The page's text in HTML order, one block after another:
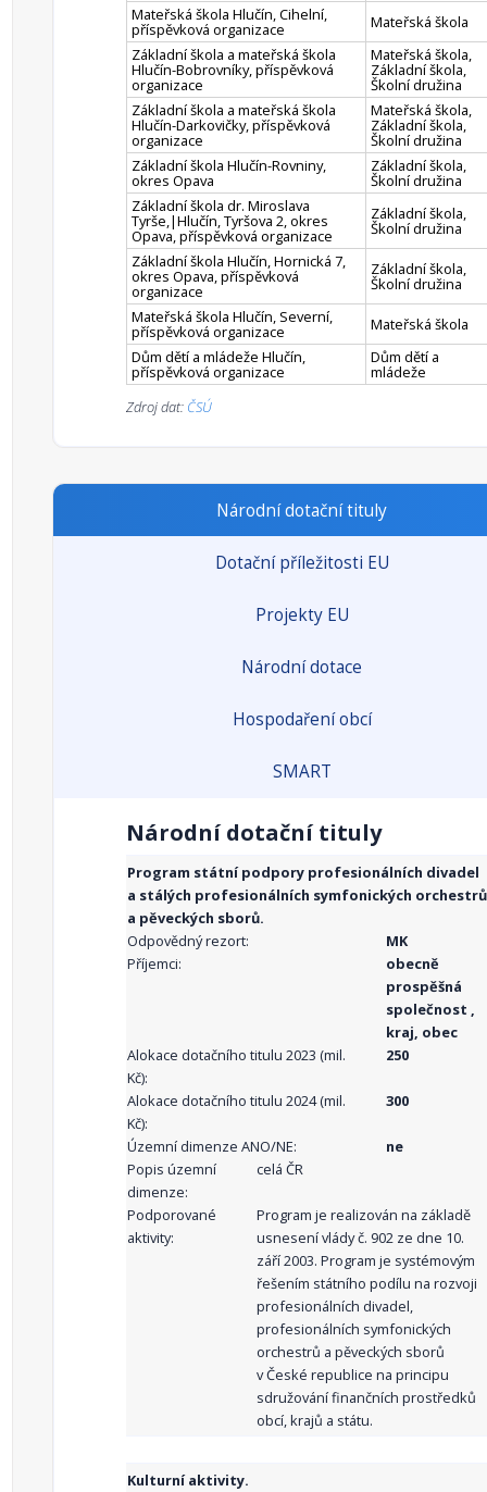
Mateřská škola Hlučín, Cihelní,
příspěvková organizace
Mateřská škola
Základní škola a mateřská škola
Hlučín-Bobrovníky, příspěvková
organizace
Mateřská škola,
Základní škola,
Školní družina
Základní škola a mateřská škola
Hlučín-Darkovičky, příspěvková
organizace
Mateřská škola,
Základní škola,
Školní družina
Základní škola Hlučín-Rovniny,
okres Opava
Základní škola,
Školní družina
Základní škola dr. Miroslava
Tyrše,|Hlučín, Tyršova 2, okres
Opava, příspěvková organizace
Základní škola,
Školní družina
Základní škola Hlučín, Hornická 7,
okres Opava, příspěvková
organizace
Základní škola,
Školní družina
Mateřská škola Hlučín, Severní,
příspěvková organizace
Mateřská škola
Dům dětí a mládeže Hlučín,
příspěvková organizace
Dům dětí a
mládeže
Zdroj dat: ČSÚ
Národní dotační tituly
Dotační příležitosti EU
Projekty EU
Národní dotace
Hospodaření obcí
SMART
Národní dotační tituly
Program státní podpory profesionálních divadel
a stálých profesionálních symfonických orchestrů
a pěveckých sborů.
Odpovědný rezort:
MK
Příjemci:
obecně
prospěšná
společnost ,
kraj, obec
Alokace dotačního titulu 2023 (mil.
Kč):
250
Alokace dotačního titulu 2024 (mil.
Kč):
300
Územní dimenze ANO/NE:
ne
Popis územní
dimenze:
celá ČR
Podporované
aktivity:
Program je realizován na základě
usnesení vlády č. 902 ze dne 10.
září 2003. Program je systémovým
řešením státního podílu na rozvoji
profesionálních divadel,
profesionálních symfonických
orchestrů a pěveckých sborů
v České republice na principu
sdružování finančních prostředků
obcí, krajů a státu.
Kulturní aktivity.